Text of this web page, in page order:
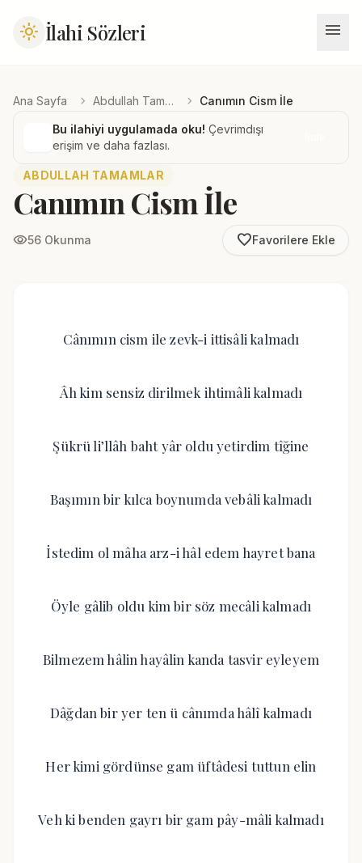
light_mode İlahi Sözleri menu
Ana Sayfa chevron_right Abdullah Tamamlar chevron_right Canımın Cism İle
Bu ilahiyi uygulamada oku! Çevrimdışı
erişim ve daha fazlası.
ABDULLAH TAMAMLAR
Canımın Cism İle
visibility56 Okunma favorite_borderFavorilere Ekle
Cânımın cism ile zevk-i ittisâli kalmadı
Âh kim sensiz dirilmek ihtimâli kalmadı
Şükrü li’llâh baht yâr oldu yetirdim tîğine
Başımın bir kılca boynumda vebâli kalmadı
İstedim ol mâha arz-i hâl edem hayret bana
Öyle gâlib oldu kim bir söz mecâli kalmadı
Bilmezem hâlin hayâlin kanda tasvir eyleyem
Dâğdan bir yer ten ü cânımda hâlî kalmadı
Her kimi gördünse gam üftâdesi tuttun elin
Veh ki benden gayrı bir gam pây-mâli kalmadı